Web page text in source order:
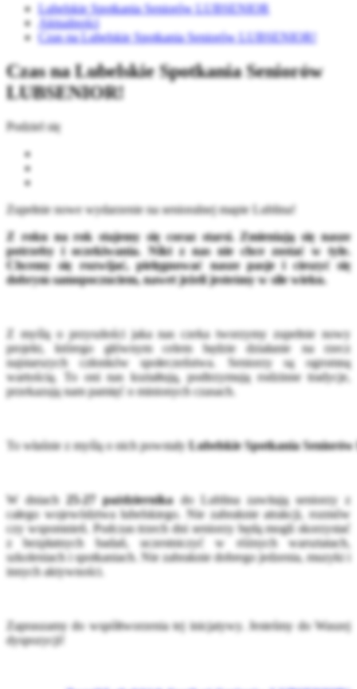
Lubelskie Spotkania Seniorów LUBSENIOR
Aktualności
Czas na Lubelskie Spotkania Seniorów LUBSENIOR!
Czas na Lubelskie Spotkania Seniorów
LUBSENIOR!
Podziel się
Zupełnie nowe wydarzenie na senioralnej mapie Lublina!
Z roku na rok stajemy się coraz starsi. Zmieniają się nasze
potrzeby i oczekiwania. Nikt z nas nie chce zostać w tyle.
Chcemy się rozwijać, pielęgnować nasze pasje i cieszyć się
dobrym samopoczuciem, nawet jeżeli jesteśmy w sile wieku.
Z myślą o przyszłości jaka nas czeka tworzymy zupełnie nowy
projekt, którego głównym celem będzie działanie na rzecz
najstarszych członków społeczeństwa. Seniorzy są ogromną
wartością. To oni nas kształtują, podtrzymują rodzinne tradycje,
przekazują nam pamięć o minionych czasach.
To właśnie z myślą o nich powstałyLubelskie Spotkania
W dniach 25-27 październikado Lublina zawitają seniorzy z
całego województwa lubelskiego. Nie zabraknie atrakcji, rozmów
czy wspomnień. Podczas trzech dni seniorzy będą mogli skorzystać
z bezpłatnych badań, uczestniczyć w różnych warsztatach,
szkoleniach i spotkaniach. Nie zabraknie dobrego jedzenia, muzyki i
innych aktywności.
Zapraszamy do współtworzenia tej inicjatywy. Jesteśmy do Waszej
dyspozycji!